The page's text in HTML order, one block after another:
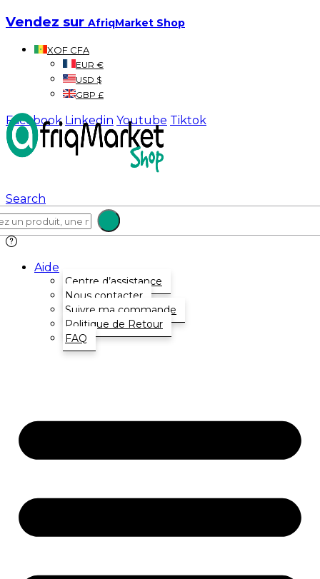
Vendez sur AfriqMarket Shop
XOF CFA
EUR €
USD $
GBP £
Facebook Linkedin Youtube Tiktok
Search
Aide
Centre d’assistance
Nous contacter
Suivre ma commande
Politique de Retour
FAQ